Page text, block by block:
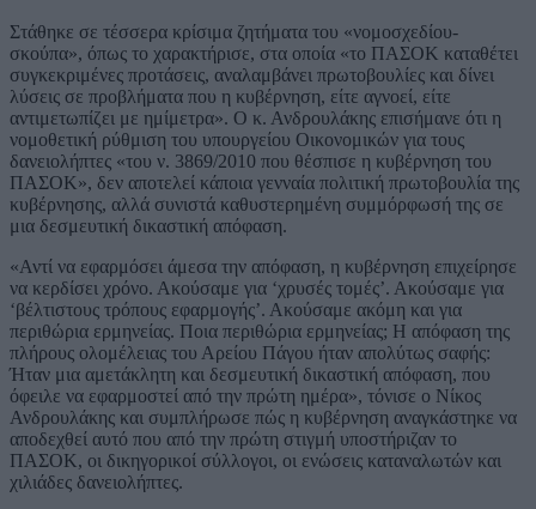
Στάθηκε σε τέσσερα κρίσιμα ζητήματα του «νομοσχεδίου-
σκούπα», όπως το χαρακτήρισε, στα οποία «το ΠΑΣΟΚ καταθέτει
συγκεκριμένες προτάσεις, αναλαμβάνει πρωτοβουλίες και δίνει
λύσεις σε προβλήματα που η κυβέρνηση, είτε αγνοεί, είτε
αντιμετωπίζει με ημίμετρα». Ο κ. Ανδρουλάκης επισήμανε ότι η
νομοθετική ρύθμιση του υπουργείου Οικονομικών για τους
δανειολήπτες «του ν. 3869/2010 που θέσπισε η κυβέρνηση του
ΠΑΣΟΚ», δεν αποτελεί κάποια γενναία πολιτική πρωτοβουλία της
κυβέρνησης, αλλά συνιστά καθυστερημένη συμμόρφωσή της σε
μια δεσμευτική δικαστική απόφαση.
«Αντί να εφαρμόσει άμεσα την απόφαση, η κυβέρνηση επιχείρησε
να κερδίσει χρόνο. Ακούσαμε για ‘χρυσές τομές’. Ακούσαμε για
‘βέλτιστους τρόπους εφαρμογής’. Ακούσαμε ακόμη και για
περιθώρια ερμηνείας. Ποια περιθώρια ερμηνείας; Η απόφαση της
πλήρους ολομέλειας του Αρείου Πάγου ήταν απολύτως σαφής:
Ήταν μια αμετάκλητη και δεσμευτική δικαστική απόφαση, που
όφειλε να εφαρμοστεί από την πρώτη ημέρα», τόνισε ο Νίκος
Ανδρουλάκης και συμπλήρωσε πώς η κυβέρνηση αναγκάστηκε να
αποδεχθεί αυτό που από την πρώτη στιγμή υποστήριζαν το
ΠΑΣΟΚ, οι δικηγορικοί σύλλογοι, οι ενώσεις καταναλωτών και
χιλιάδες δανειολήπτες.